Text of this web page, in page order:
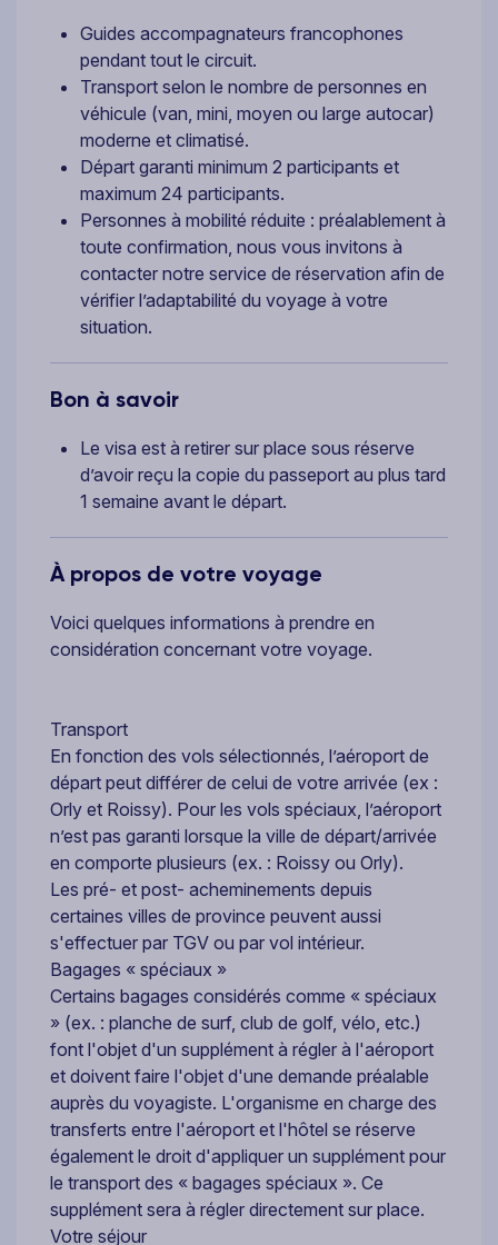
Guides accompagnateurs francophones
pendant tout le circuit.
Transport selon le nombre de personnes en
véhicule (van, mini, moyen ou large autocar)
moderne et climatisé.
Départ garanti minimum 2 participants et
maximum 24 participants.
Personnes à mobilité réduite : préalablement à
toute confirmation, nous vous invitons à
contacter notre service de réservation afin de
vérifier l’adaptabilité du voyage à votre
situation.
Bon à savoir
Le visa est à retirer sur place sous réserve
d’avoir reçu la copie du passeport au plus tard
1 semaine avant le départ.
À propos de votre voyage
Voici quelques informations à prendre en
considération concernant votre voyage.
Transport
En fonction des vols sélectionnés, l’aéroport de
départ peut différer de celui de votre arrivée (ex :
Orly et Roissy). Pour les vols spéciaux, l’aéroport
n’est pas garanti lorsque la ville de départ/arrivée
en comporte plusieurs (ex. : Roissy ou Orly).
Les pré- et post- acheminements depuis
certaines villes de province peuvent aussi
s'effectuer par TGV ou par vol intérieur.
Bagages « spéciaux »
Certains bagages considérés comme « spéciaux
» (ex. : planche de surf, club de golf, vélo, etc.)
font l'objet d'un supplément à régler à l'aéroport
et doivent faire l'objet d'une demande préalable
auprès du voyagiste. L'organisme en charge des
transferts entre l'aéroport et l'hôtel se réserve
également le droit d'appliquer un supplément pour
le transport des « bagages spéciaux ». Ce
supplément sera à régler directement sur place.
Votre séjour